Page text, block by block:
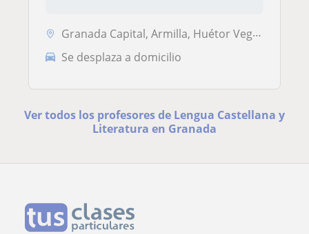
Granada Capital, Armilla, Huétor Vega, Maracena
Se desplaza a domicilio
Ver todos los profesores de Lengua Castellana y
Literatura en Granada